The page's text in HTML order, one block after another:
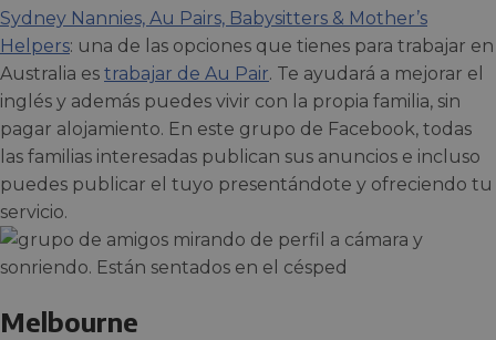
Sydney Nannies, Au Pairs, Babysitters & Mother’s
Helpers: una de las opciones que tienes para trabajar en
Australia es trabajar de Au Pair. Te ayudará a mejorar el
inglés y además puedes vivir con la propia familia, sin
pagar alojamiento. En este grupo de Facebook, todas
las familias interesadas publican sus anuncios e incluso
puedes publicar el tuyo presentándote y ofreciendo tu
servicio.
Melbourne